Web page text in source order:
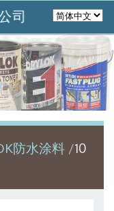
司
防水涂料
10